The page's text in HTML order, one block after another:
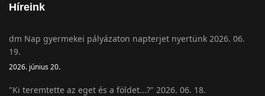
Híreink
dm Nap gyermekei pályázaton napterjet nyertünk 2026. 06.
19.
2026. június 20.
"Ki teremtette az eget és a földet...?" 2026. 06. 18.